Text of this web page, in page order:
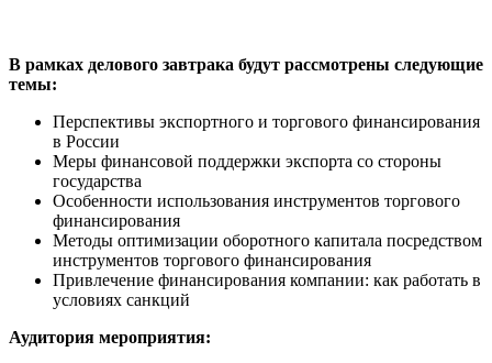
В рамках делового завтрака будут рассмотрены следующие
темы:
Перспективы экспортного и торгового финансирования
в России
Меры финансовой поддержки экспорта со стороны
государства
Особенности использования инструментов торгового
финансирования
Методы оптимизации оборотного капитала посредством
инструментов торгового финансирования
Привлечение финансирования компании: как работать в
условиях санкций
Аудитория мероприятия: